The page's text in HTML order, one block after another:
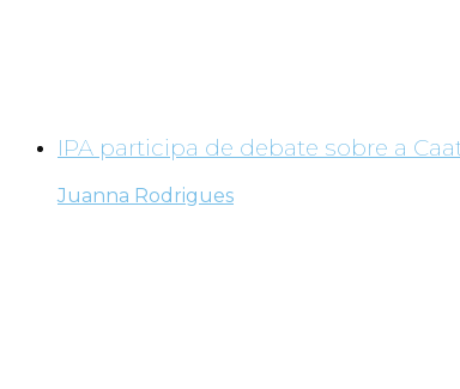
IPA participa de debate sobre a
Juanna Rodrigues